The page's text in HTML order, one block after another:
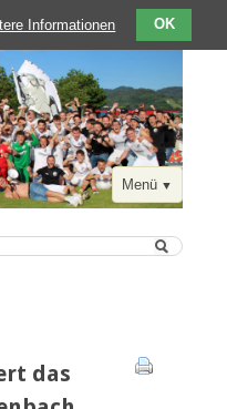
Menü
das
Informationen OK